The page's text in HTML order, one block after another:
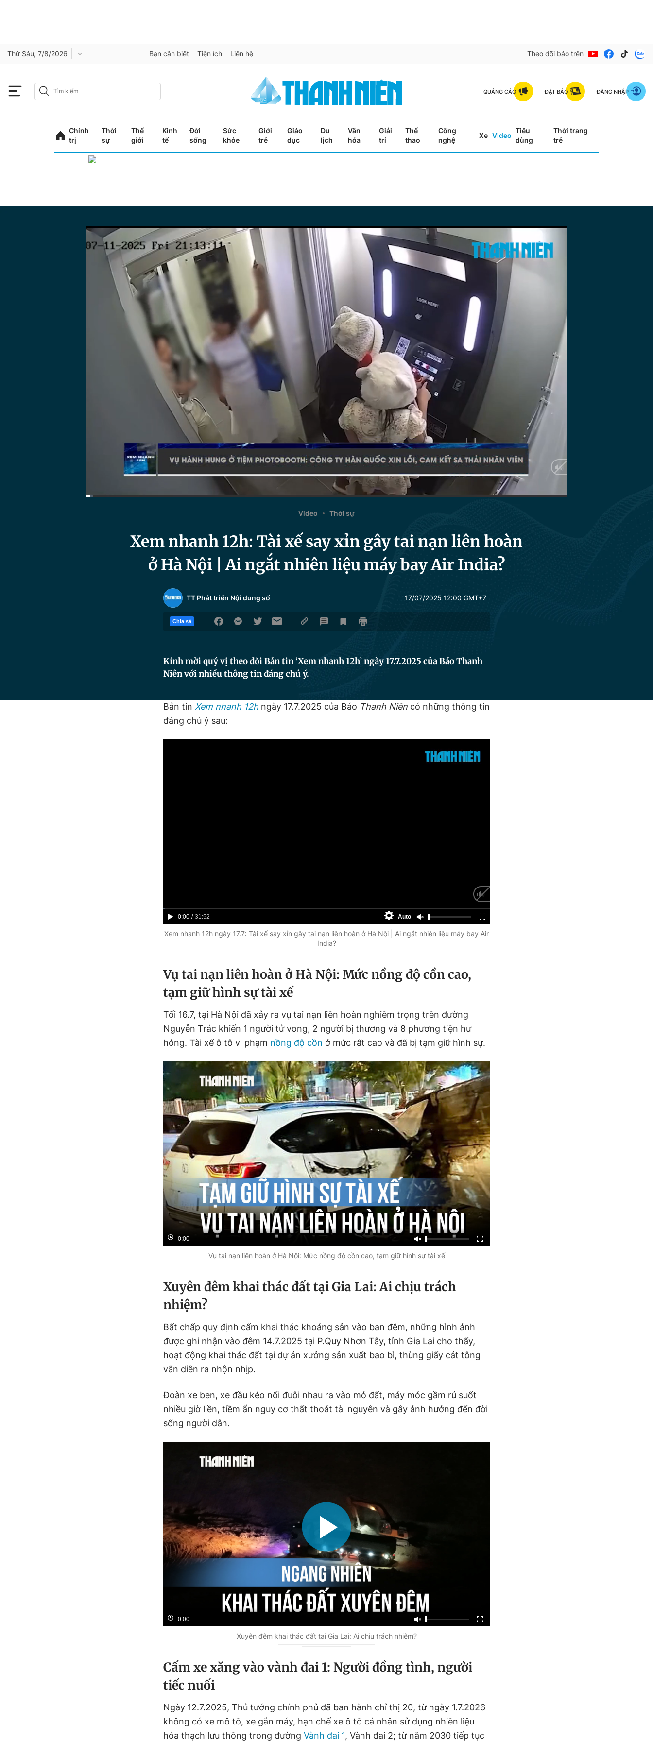
Thứ Sáu, 7/8/2026 Bạn cần biết Tiện ích Liên hệ Theo dõi báo trên
QUẢNG CÁO ĐẶT BÁO ĐĂNG NHẬP
Chính
trị
Thời
sự
Thế
giới
Kinh
tế
Đời
sống
Sức
khỏe
Giới
trẻ
Giáo
dục
Du
lịch
Văn
hóa
Giải
trí
Thể
thao
Công
nghệ
Xe Video
Tiêu
dùng
Thời trang
trẻ
Video Thời sự
Xem nhanh 12h: Tài xế say xỉn gây tai nạn liên hoàn
ở Hà Nội | Ai ngắt nhiên liệu máy bay Air India?
TT Phát triển Nội dung số 17/07/2025 12:00 GMT+7
Chia sẻ
Kính mời quý vị theo dõi Bản tin ‘Xem nhanh 12h’ ngày 17.7.2025 của Báo Thanh
Niên với nhiều thông tin đáng chú ý.
Bản tin Xem nhanh 12h ngày 17.7.2025 của Báo Thanh Niên có những thông tin
đáng chú ý sau:
C
u
n
T
i
m
e
0:00 / D
u
i
n
31:52 Auto
Xem nhanh 12h ngày 17.7: Tài xế say xỉn gây tai nạn liên hoàn ở Hà Nội | Ai ngắt nhiên liệu máy bay Air
India?
Vụ tai nạn liên hoàn ở Hà Nội: Mức nồng độ cồn cao,
tạm giữ hình sự tài xế
Tối 16.7, tại Hà Nội đã xảy ra vụ tai nạn liên hoàn nghiêm trọng trên đường
Nguyễn Trác khiến 1 người tử vong, 2 người bị thương và 8 phương tiện hư
hỏng. Tài xế ô tô vi phạm nồng độ cồn ở mức rất cao và đã bị tạm giữ hình sự.
0:00
Vụ tai nạn liên hoàn ở Hà Nội: Mức nồng độ cồn cao, tạm giữ hình sự tài xế
Xuyên đêm khai thác đất tại Gia Lai: Ai chịu trách
nhiệm?
Bất chấp quy định cấm khai thác khoáng sản vào ban đêm, những hình ảnh
được ghi nhận vào đêm 14.7.2025 tại P.Quy Nhơn Tây, tỉnh Gia Lai cho thấy,
hoạt động khai thác đất tại dự án xưởng sản xuất bao bì, thùng giấy cát tông
vẫn diễn ra nhộn nhịp.
Đoàn xe ben, xe đầu kéo nối đuôi nhau ra vào mỏ đất, máy móc gầm rú suốt
nhiều giờ liền, tiềm ẩn nguy cơ thất thoát tài nguyên và gây ảnh hưởng đến đời
sống người dân.
0:00
Xuyên đêm khai thác đất tại Gia Lai: Ai chịu trách nhiệm?
Cấm xe xăng vào vành đai 1: Người đồng tình, người
tiếc nuối
Ngày 12.7.2025, Thủ tướng chính phủ đã ban hành chỉ thị 20, từ ngày 1.7.2026
không có xe mô tô, xe gắn máy, hạn chế xe ô tô cá nhân sử dụng nhiên liệu
hóa thạch lưu thông trong đường Vành đai 1, Vành đai 2; từ năm 2030 tiếp tục